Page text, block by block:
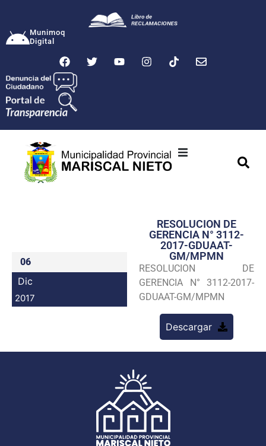
Munimoq
Digital
Transparencia
Seguridad
Programas
06
Dic
2017
RESOLUCION DE
GERENCIA N° 3112-
2017-GDUAAT-
GM/MPMN
RESOLUCION DE
GERENCIA N° 3112-2017-
GDUAAT-GM/MPMN
Descargar